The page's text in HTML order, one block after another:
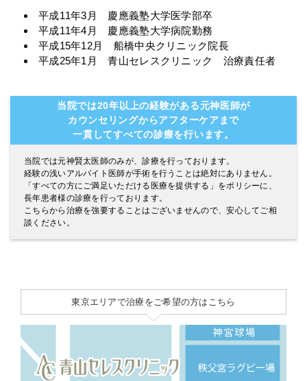
平成11年3月 慶應義塾大学医学部卒
平成11年4月 慶應義塾大学病院勤務
平成15年12月 船橋中央クリニック院長
平成25年1月 青山セレスクリニック 治療責任者
当院では20年以上の経験がある元神医師が
カウンセリングからアフターケアまで
一貫してすべての診療を行います。
当院では元神賢太医師のみが、診療を行っております。
経験の浅いアルバイト医師が手術を行うことは絶対にありません。
「すべての方にご満足いただける医療を提供する」をポリシーに、
長年患者様の診療を行っております。
こちらから治療を強要することはございませんので、安心してご相
談ください。
東京エリアで治療をご希望の方はこちら